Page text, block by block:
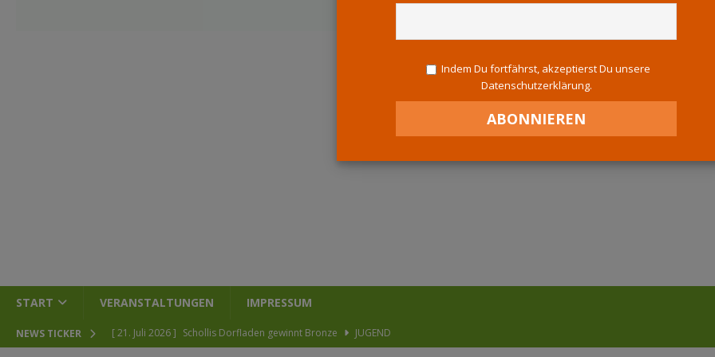
START VERANSTALTUNGEN IMPRESSUM
NEWS TICKER [ 21. Juli 2026 ] Schollis Dorfladen gewinnt Bronze
JUGEND
Indem Du fortfährst, akzeptierst Du unsere
Datenschutzerklärung.